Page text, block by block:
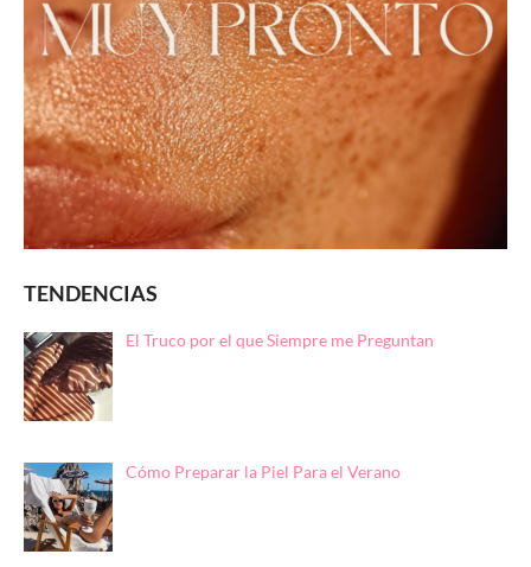
TENDENCIAS
El Truco por el que Siempre me Preguntan
Cómo Preparar la Piel Para el Verano